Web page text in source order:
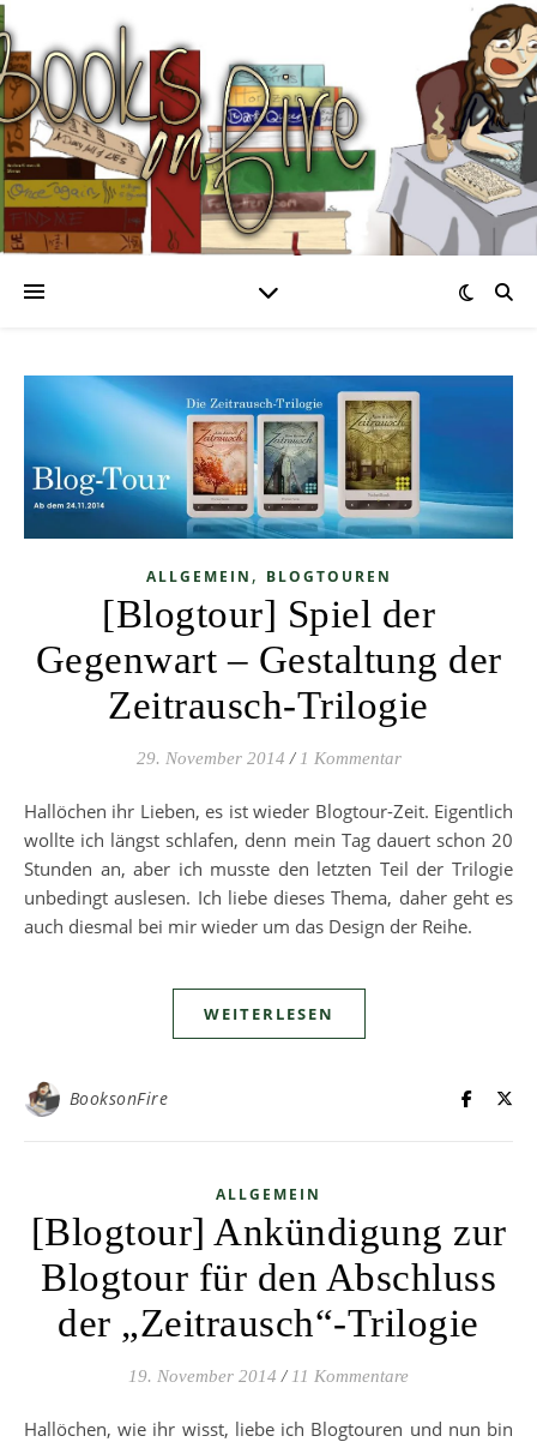
ALLGEMEIN , BLOGTOUREN
[Blogtour] Spiel der
Gegenwart – Gestaltung der
Zeitrausch-Trilogie
29. November 2014 / 1 Kommentar
Hallöchen ihr Lieben, es ist wieder Blogtour-Zeit. Eigentlich
wollte ich längst schlafen, denn mein Tag dauert schon 20
Stunden an, aber ich musste den letzten Teil der Trilogie
unbedingt auslesen. Ich liebe dieses Thema, daher geht es
auch diesmal bei mir wieder um das Design der Reihe.
WEITERLESEN
BooksonFire
ALLGEMEIN
[Blogtour] Ankündigung zur
Blogtour für den Abschluss
der „Zeitrausch“-Trilogie
19. November 2014 / 11 Kommentare
Hallöchen, wie ihr wisst, liebe ich Blogtouren und nun bin